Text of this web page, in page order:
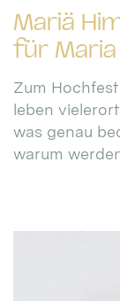
Mariä
für Maria
Zum
leben
was genau
warum